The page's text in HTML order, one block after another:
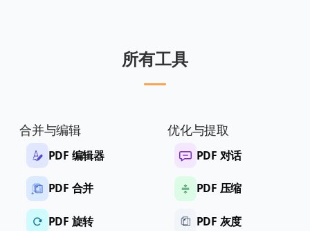
所有工具
合并与编辑
PDF 编辑器
PDF 合并
PDF 旋转
优化与提取
PDF 对话
PDF 压缩
PDF 灰度